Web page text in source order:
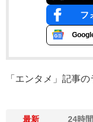
フ
「エンタメ」記事
最新 24時間